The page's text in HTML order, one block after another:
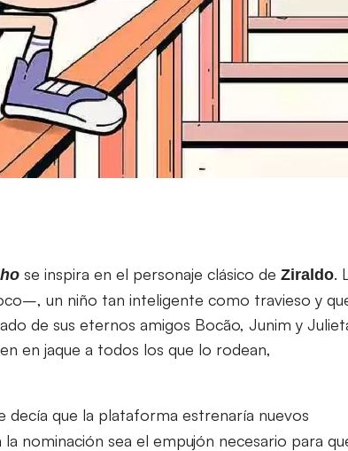
se inspira en el personaje clásico de Ziraldo.
un niño tan inteligente como travieso y
de sus eternos amigos Bocão, Junim y
en jaque a todos los que lo rodean,
decía que la plataforma estrenaría nuevos
nominación sea el empujón necesario para